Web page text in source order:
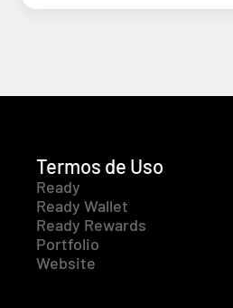
Termos de Uso
Ready
Ready Wallet
Ready Rewards
Portfolio
Website